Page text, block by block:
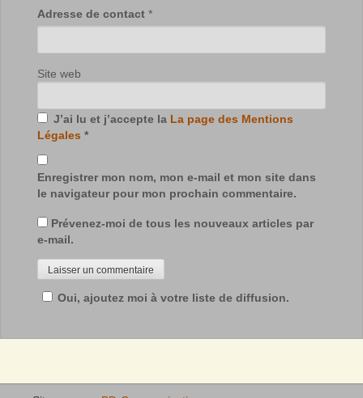
Adresse de contact *
Site web
J’ai lu et j’accepte la La page des Mentions
Légales *
Enregistrer mon nom, mon e-mail et mon site dans
le navigateur pour mon prochain commentaire.
Prévenez-moi de tous les nouveaux articles par
e-mail.
Oui, ajoutez moi à votre liste de diffusion.